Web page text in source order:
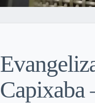
Capixaba